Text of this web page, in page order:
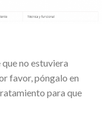
no estuviera
favor, póngalo en
para que